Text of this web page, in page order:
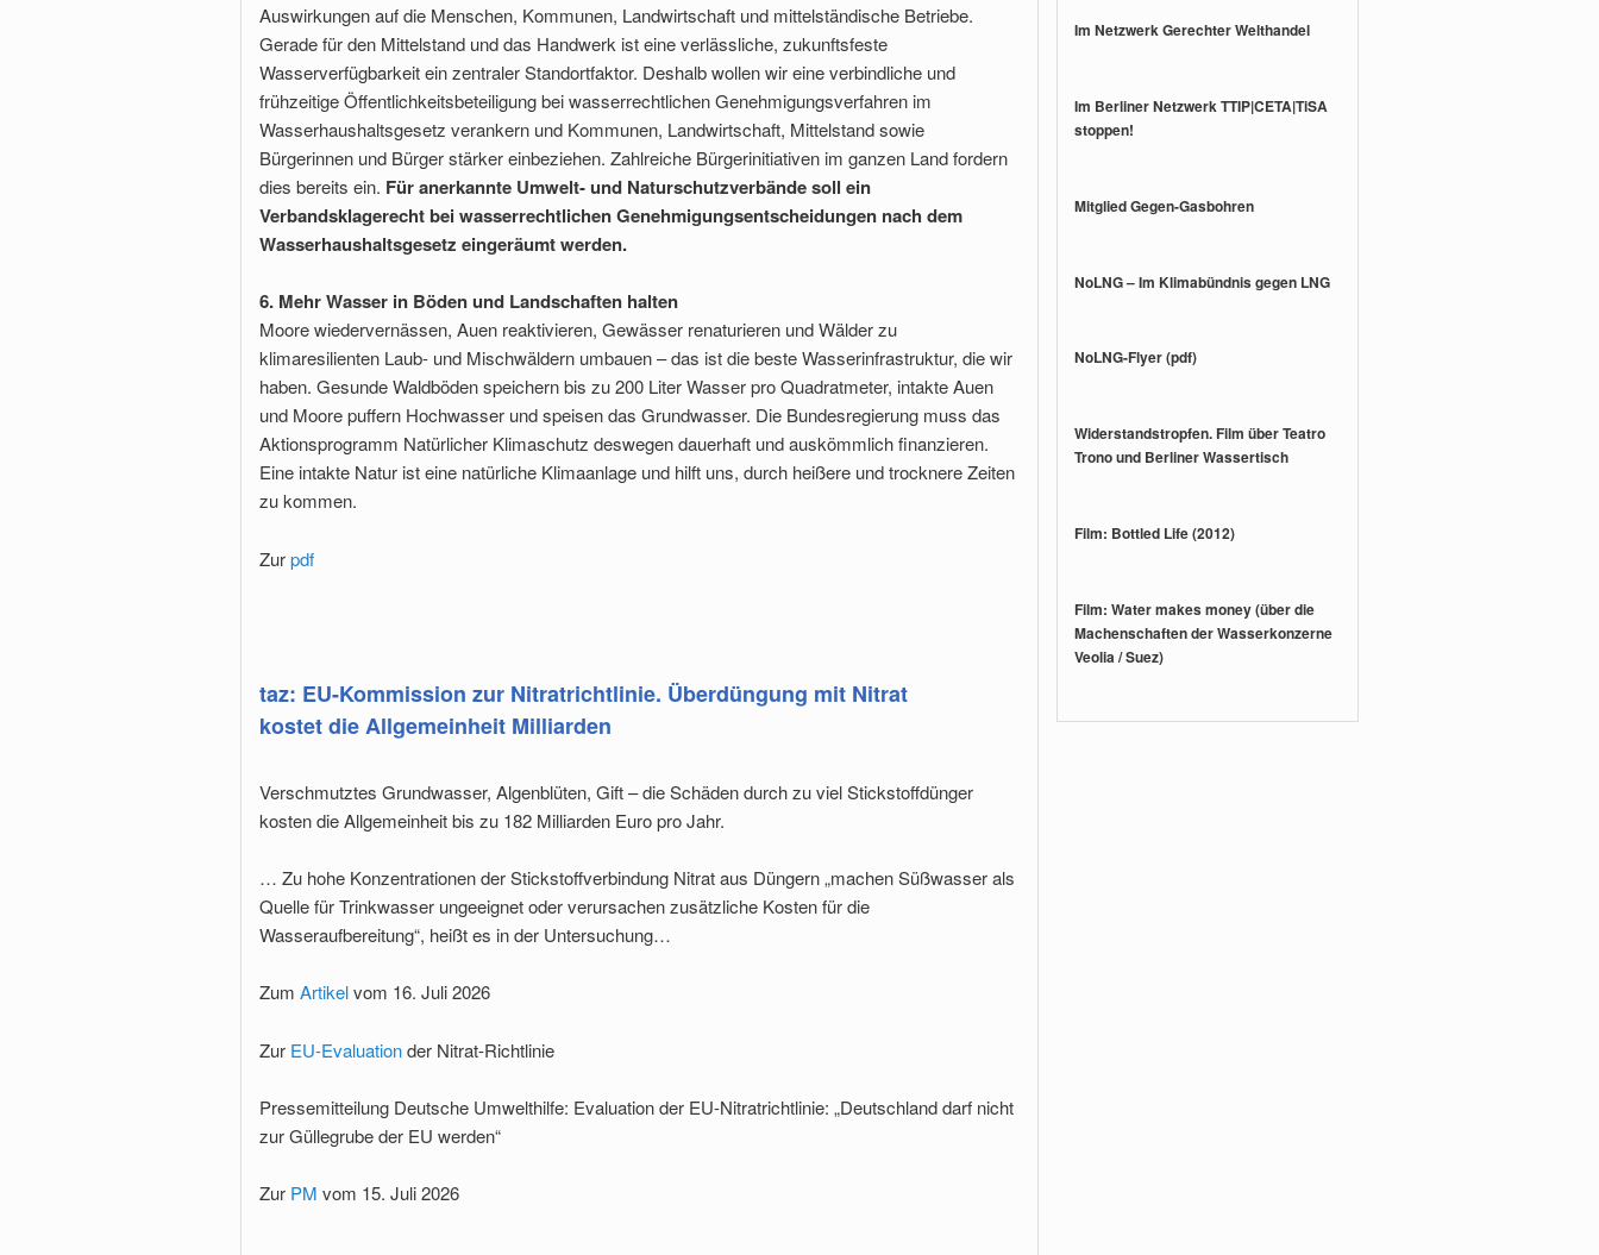
Auswirkungen auf die Menschen, Kommunen, Landwirtschaft und mittelständische Betriebe.
Gerade für den Mittelstand und das Handwerk ist eine verlässliche, zukunftsfeste
Wasserverfügbarkeit ein zentraler Standortfaktor. Deshalb wollen wir eine verbindliche und
frühzeitige Öffentlichkeitsbeteiligung bei wasserrechtlichen Genehmigungsverfahren im
Wasserhaushaltsgesetz verankern und Kommunen, Landwirtschaft, Mittelstand sowie
Bürgerinnen und Bürger stärker einbeziehen. Zahlreiche Bürgerinitiativen im ganzen Land fordern
dies bereits ein. Für anerkannte Umwelt- und Naturschutzverbände soll ein
Verbandsklagerecht bei wasserrechtlichen Genehmigungsentscheidungen nach dem
Wasserhaushaltsgesetz eingeräumt werden.
6. Mehr Wasser in Böden und Landschaften halten
Moore wiedervernässen, Auen reaktivieren, Gewässer renaturieren und Wälder zu
klimaresilienten Laub- und Mischwäldern umbauen – das ist die beste Wasserinfrastruktur, die wir
haben. Gesunde Waldböden speichern bis zu 200 Liter Wasser pro Quadratmeter, intakte Auen
und Moore puffern Hochwasser und speisen das Grundwasser. Die Bundesregierung muss das
Aktionsprogramm Natürlicher Klimaschutz deswegen dauerhaft und auskömmlich finanzieren.
Eine intakte Natur ist eine natürliche Klimaanlage und hilft uns, durch heißere und trocknere Zeiten
zu kommen.
Zurpdf
taz: EU-Kommission zur Nitratrichtlinie. Überdüngung mit Nitrat
kostet die Allgemeinheit Milliarden
Verschmutztes Grundwasser, Algenblüten, Gift – die Schäden durch zu viel Stickstoffdünger
kosten die Allgemeinheit bis zu 182 Milliarden Euro pro Jahr.
… Zu hohe Konzentrationen der Stickstoffverbindung Nitrat aus Düngern „machen Süßwasser als
Quelle für Trinkwasser ungeeignet oder verursachen zusätzliche Kosten für die
Wasseraufbereitung“, heißt es in der Untersuchung…
Zum Artikelvom 16. Juli 2026
Zur EU-Evaluationder Nitrat-Richtlinie
Pressemitteilung Deutsche Umwelthilfe: Evaluation der EU-Nitratrichtlinie: „Deutschland darf nicht
zur Güllegrube der EU werden“
Zur PM vom 15. Juli 2026
Im Netzwerk Gerechter Welthandel
Im Berliner Netzwerk TTIP|CETA|TiSA
stoppen!
Mitglied Gegen-Gasbohren
NoLNG – Im Klimabündnis gegen LNG
NoLNG-Flyer (pdf)
Widerstandstropfen. Film über Teatro
Trono und Berliner Wassertisch
Film: Bottled Life (2012)
Film: Water makes money (über die
Machenschaften der Wasserkonzerne
Veolia / Suez)